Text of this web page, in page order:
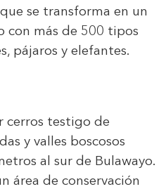
se transforma en un
con más de 500 tipos
pájaros y elefantes.
cerros testigo de
y valles boscosos
al sur de Bulawayo.
área de conservación